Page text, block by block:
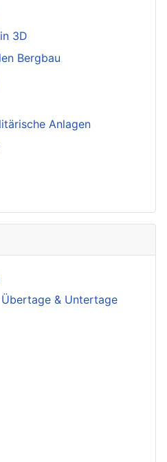
3D
Bergbau
Anlagen
& Untertage